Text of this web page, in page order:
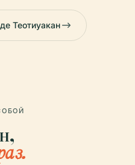
Теотиуакан